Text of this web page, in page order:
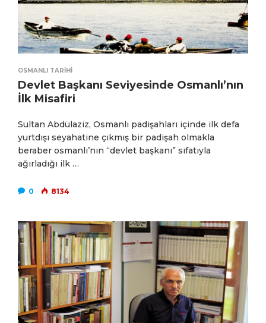
OSMANLI TARIHI
Devlet Başkanı Seviyesinde Osmanlı’nın
İlk Misafiri
Sultan Abdülaziz, Osmanlı padişahları içinde ilk defa
yurtdışı seyahatine çıkmış bir padişah olmakla
beraber osmanlı’nın “devlet başkanı” sıfatıyla
ağırladığı ilk …
0 8134